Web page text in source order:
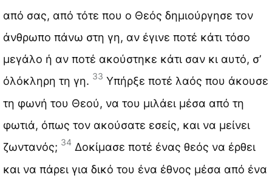
από σας, από τότε που ο Θεός δημιούργησε τον
άνθρωπο πάνω στη γη, αν έγινε ποτέ κάτι τόσο
μεγάλο ή αν ποτέ ακούστηκε κάτι σαν κι αυτό, σ’
όλόκληρη τη γη. 33 Υπήρξε ποτέ λαός που άκουσε
τη φωνή του Θεού, να του μιλάει μέσα από τη
φωτιά, όπως τον ακούσατε εσείς, και να μείνει
ζωντανός; 34 Δοκίμασε ποτέ ένας θεός να έρθει
και να πάρει για δικό του ένα έθνος μέσα από ένα